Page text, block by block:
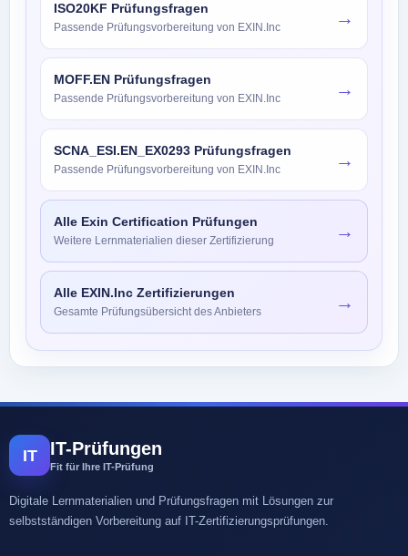
ISO20KF Prüfungsfragen
Passende Prüfungsvorbereitung von EXIN.Inc →
MOFF.EN Prüfungsfragen
Passende Prüfungsvorbereitung von EXIN.Inc →
SCNA_ESI.EN_EX0293 Prüfungsfragen
Passende Prüfungsvorbereitung von EXIN.Inc →
Alle Exin Certification Prüfungen
Weitere Lernmaterialien dieser Zertifizierung →
Alle EXIN.Inc Zertifizierungen
Gesamte Prüfungsübersicht des Anbieters →
IT IT-Prüfungen
Fit für Ihre IT-Prüfung
Digitale Lernmaterialien und Prüfungsfragen mit Lösungen zur
selbstständigen Vorbereitung auf IT-Zertifizierungsprüfungen.